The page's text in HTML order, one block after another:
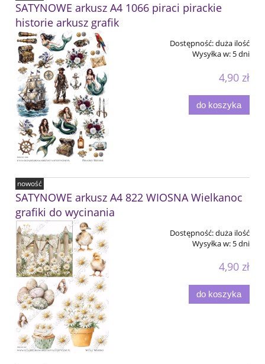
SATYNOWE arkusz A4 1066 piraci pirackie
historie arkusz grafik
Dostępność:duża ilość
Wysyłka w: 5 dni
4,90 zł
do koszyka
SATYNOWE arkusz A4 822 WIOSNA Wielkanoc
grafiki do wycinania
Dostępność:duża ilość
Wysyłka w: 5 dni
4,90 zł
do koszyka
nowość